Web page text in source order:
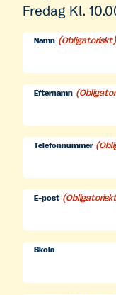
Fredag Kl.
Namn (Obligatoriskt)
Efternamn
Telefonnummer
E-post
Skola